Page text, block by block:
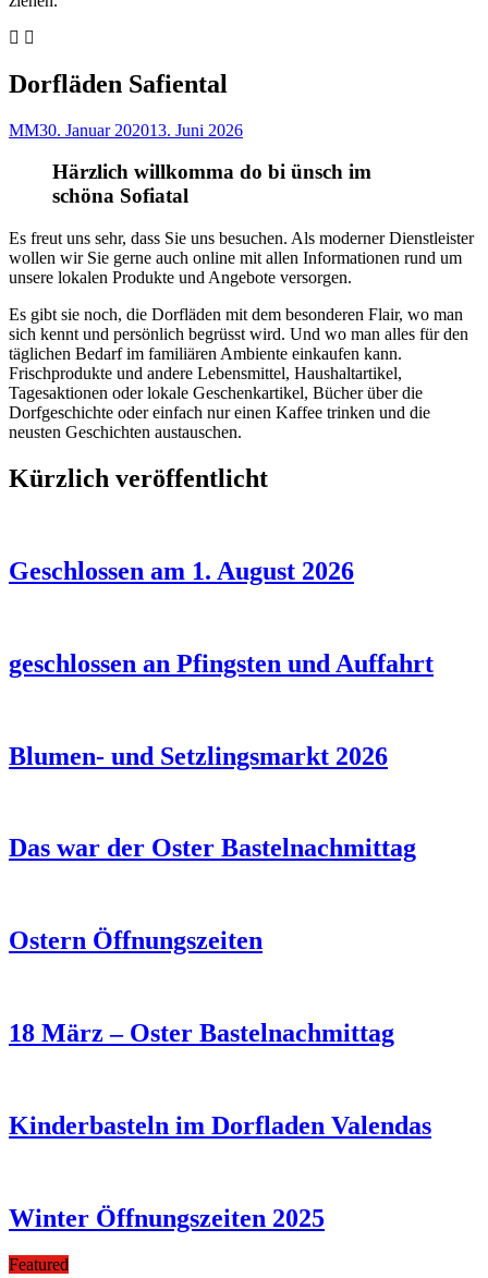
Previous
Dorfläden Safiental
By
MMPosted
30. Januar 202013. Juni 2026
Härzlich willkomma do bi ünsch im
schöna Sofiatal
Es freut uns sehr, dass Sie uns besuchen. Als moderner Dienstleister
wollen wir Sie gerne auch online mit allen Informationen rund um
unsere lokalen Produkte und Angebote versorgen.
Es gibt sie noch, die Dorfläden mit dem besonderen Flair, wo man
sich kennt und persönlich begrüsst wird. Und wo man alles für den
täglichen Bedarf im familiären Ambiente einkaufen kann.
Frischprodukte und andere Lebensmittel, Haushaltartikel,
Tagesaktionen oder lokale Geschenkartikel, Bücher über die
Dorfgeschichte oder einfach nur einen Kaffee trinken und die
neusten Geschichten austauschen.
Kürzlich veröffentlicht
Geschlossen am 1. August 2026
geschlossen an Pfingsten und Auffahrt
Blumen- und Setzlingsmarkt 2026
Das war der Oster Bastelnachmittag
Ostern Öffnungszeiten
18 März – Oster Bastelnachmittag
Kinderbasteln im Dorfladen Valendas
Winter Öffnungszeiten 2025
Featured